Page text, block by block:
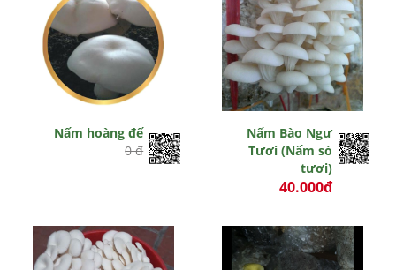
Nấm hoàng đế
0 đ
Nấm Bào Ngư
Tươi (Nấm sò
tươi)
40.000đ
Hết hiệu lực